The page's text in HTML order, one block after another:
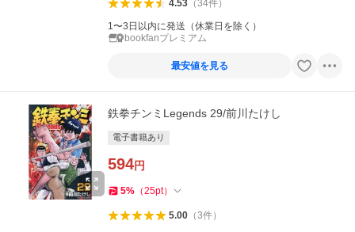
4.53（34件）
1〜3日以内に発送（休業日を除く）
bookfanプレミアム
最安値を見る
鉄拳チンミLegends 29/前川たけし
電子書籍あり
594円
5% （25pt）
5.00（3件）